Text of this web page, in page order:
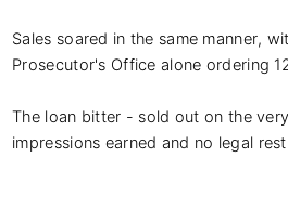
Sales soared in the same manner,
Prosecutor's Office alone ordering
The loan bitter - sold out on the
impressions earned and no legal